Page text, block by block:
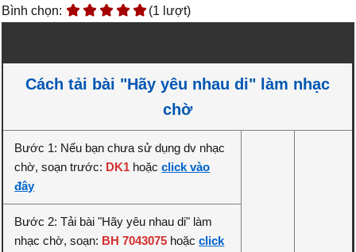
Bình chọn:
(1 lượt)
Cách tải bài "Hãy yêu nhau di" làm nhạc
chờ
Bước 1: Nếu bạn chưa sử dụng dv nhạc
chờ, soạn trước: DK1 hoặcclick vào
đây
Bước 2: Tải bài "Hãy yêu nhau di" làm
nhạc chờ, soạn: BH 7043075 hoặcclick